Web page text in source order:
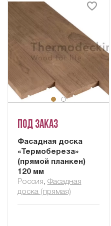
Под заказ
Фасадная доска
«Термобереза»
(прямой планкен)
120 мм
Россия , Фасадная
доска (прямая)